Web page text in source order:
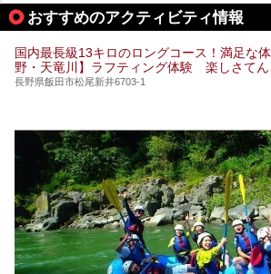
極上のお湯に浸り上質なお料理に
い湯田中温泉「松籟荘」を、実際
おすすめのアクティビティ情報
国内最長級13キロのロングコース！満足な
野・天竜川】ラフティング体験 楽しさてん
長野県飯田市松尾新井6703-1